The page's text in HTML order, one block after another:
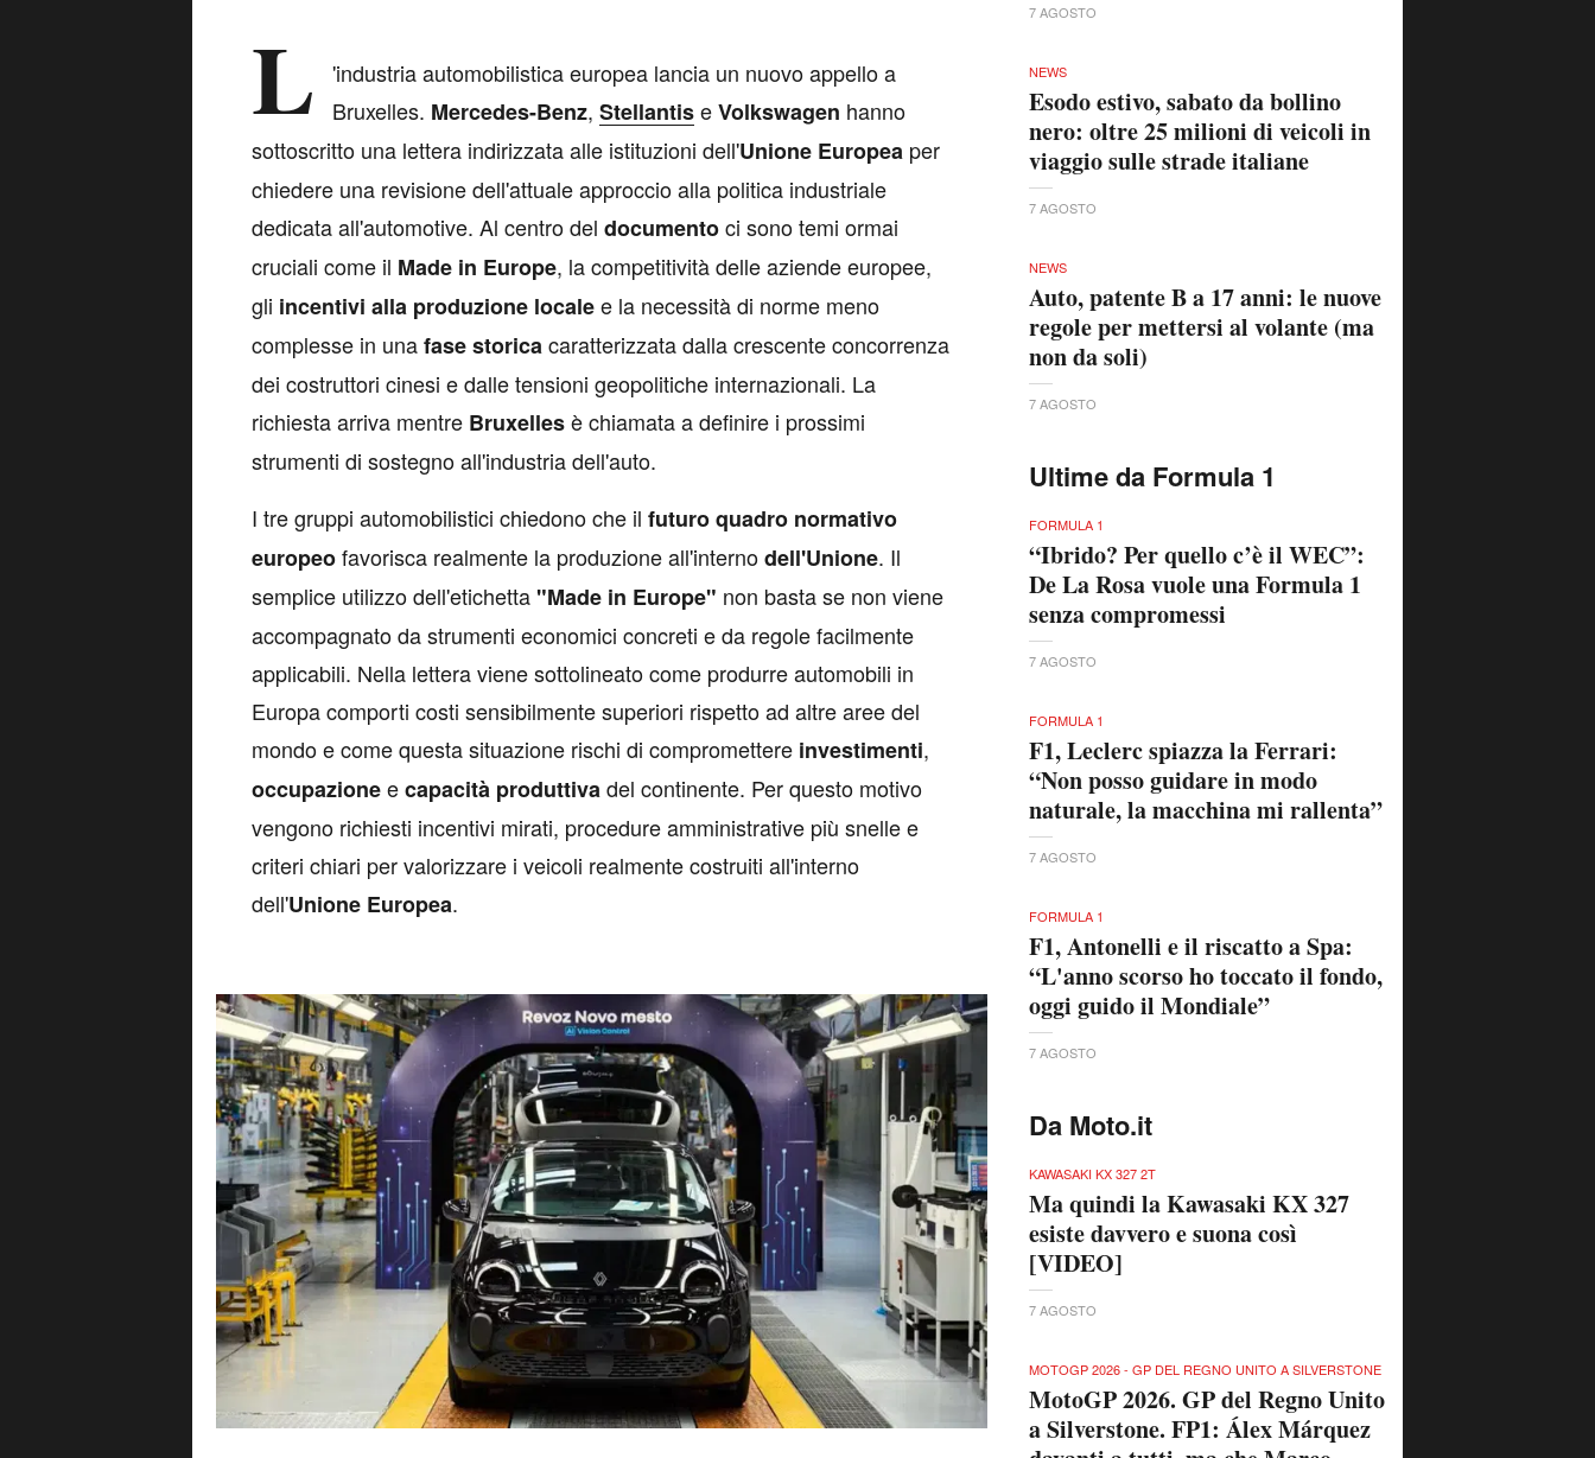
L
'industria automobilistica europea lancia un nuovo appello a
Bruxelles. Mercedes-Benz, StellantiseVolkswagen hanno
sottoscritto una lettera indirizzata alle istituzioni dell'Unione Europea per
chiedere una revisione dell'attuale approccio alla politica industriale
dedicata all'automotive. Al centro del documentoci sono temi ormai
cruciali come il Made in Europe, la competitività delle aziende europee,
gli incentivi alla produzione localee la necessità di norme meno
complesse in unafase storicacaratterizzata dalla crescente concorrenza
dei costruttori cinesi e dalle tensioni geopolitiche internazionali. La
richiesta arriva mentre Bruxellesè chiamata a definire i prossimi
strumenti di sostegno all'industria dell'auto.
I tre gruppi automobilistici chiedono che il futuro quadro normativo
europeofavorisca realmente la produzione all'internodell'Unione. Il
semplice utilizzo dell'etichetta"Made in Europe" non basta se non viene
accompagnato da strumenti economici concreti e da regole facilmente
applicabili. Nella lettera viene sottolineato come produrre automobili in
Europa comporti costi sensibilmente superiori rispetto ad altre aree del
mondo e come questa situazione rischi di compromettere investimenti,
occupazioneecapacità produttivadel continente. Per questo motivo
vengono richiesti incentivi mirati, procedure amministrative più snelle e
criteri chiari per valorizzare i veicoli realmente costruiti all'interno
dell'Unione Europea.
7 AGOSTO
NEWS
Esodo estivo, sabato da bollino
nero: oltre 25 milioni di veicoli in
viaggio sulle strade italiane
7 AGOSTO
NEWS
Auto, patente B a 17 anni: le nuove
regole per mettersi al volante (ma
non da soli)
7 AGOSTO
Ultime da Formula 1
FORMULA 1
“Ibrido? Per quello c’è il WEC”:
De La Rosa vuole una Formula 1
senza compromessi
7 AGOSTO
FORMULA 1
F1, Leclerc spiazza la Ferrari:
“Non posso guidare in modo
naturale, la macchina mi rallenta”
7 AGOSTO
FORMULA 1
F1, Antonelli e il riscatto a Spa:
“L'anno scorso ho toccato il fondo,
oggi guido il Mondiale”
7 AGOSTO
Da Moto.it
KAWASAKI KX 327 2T
Ma quindi la Kawasaki KX 327
esiste davvero e suona così
[VIDEO]
7 AGOSTO
MOTOGP 2026 - GP DEL REGNO UNITO A SILVERSTONE
MotoGP 2026. GP del Regno Unito
a Silverstone. FP1: Álex Márquez